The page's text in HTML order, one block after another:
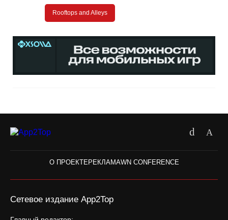
Rooftops and Alleys
О ПРОЕКТЕРЕКЛАМАWN CONFERENCE
Сетевое издание App2Top